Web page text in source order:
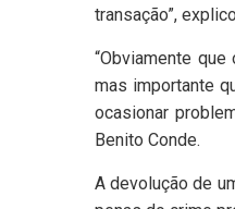
transação”,
“Obviamente
mas importante
ocasionar
Benito Conde.
A devolução de